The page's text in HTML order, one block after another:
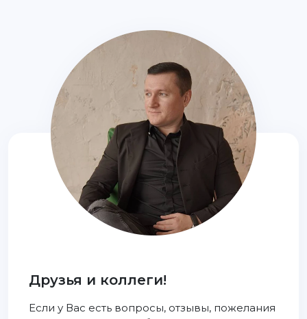
Друзья и коллеги!
Если у Вас есть вопросы, отзывы, пожелания